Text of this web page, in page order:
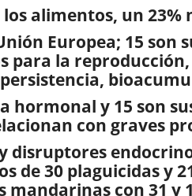
alimentos, un
Europea; 15 son
para la
hormonal y 15 son
con graves
disruptores
de 30 plaguicidas y
mandarinas con 31 y